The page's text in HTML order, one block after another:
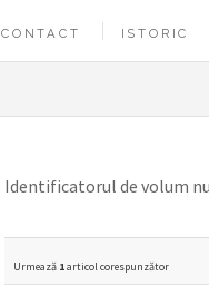
CONTACT ISTORIC
Identificatorul de volum
Urmează 1articol corespunzător